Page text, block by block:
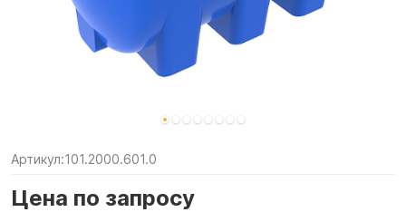
Артикул:101.2000.601.0
Цена по запросу